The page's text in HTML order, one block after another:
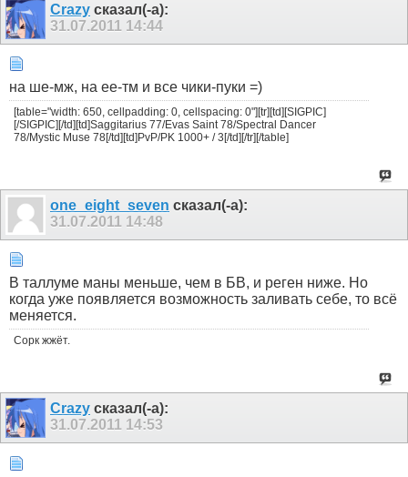
Crazy сказал(-а):
31.07.2011 14:44
на ше-мж, на ее-тм и все чики-пуки =)
[table="width: 650, cellpadding: 0, cellspacing: 0"][tr][td][SIGPIC]
[/SIGPIC][/td][td]Saggitarius 77/Evas Saint 78/Spectral Dancer
78/Mystic Muse 78[/td][td]PvP/PK 1000+ / 3[/td][/tr][/table]
one_eight_seven сказал(-а):
31.07.2011 14:48
В таллуме маны меньше, чем в БВ, и реген ниже. Но
когда уже появляется возможность заливать себе, то всё
меняется.
Сорк жжёт.
Crazy сказал(-а):
31.07.2011 14:53